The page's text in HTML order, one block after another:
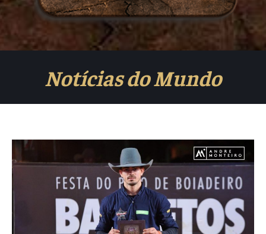
Notícias do Mundo